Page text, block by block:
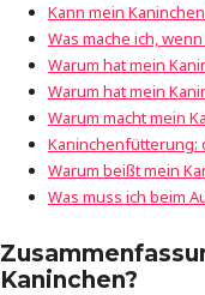
Kann mein
Was mache ich,
Warum hat mein
Warum hat mein
Warum macht mein
Kaninchenfütterung:
Warum beißt mein
Was muss ich beim
Kaninchen?